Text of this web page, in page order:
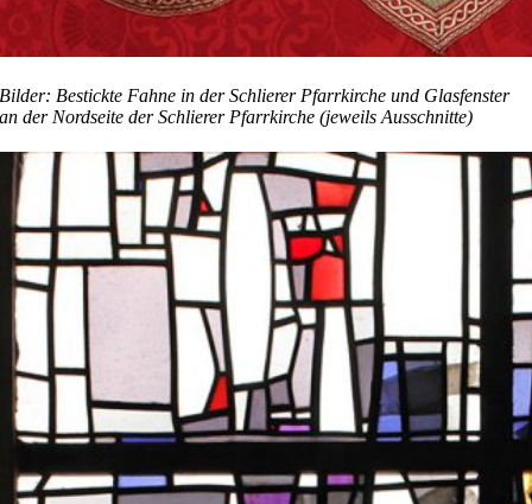
Bilder: Bestickte Fahne in der Schlierer Pfarrkirche und Glasfenster
an der Nordseite der Schlierer Pfarrkirche (jeweils Ausschnitte)